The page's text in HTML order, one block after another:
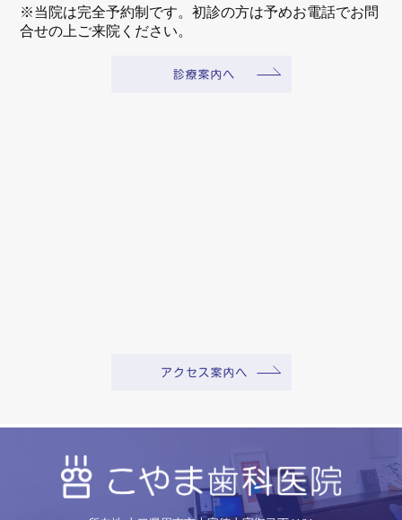
※当院は完全予約制です。初診の方は予めお電話でお問
合せの上ご来院ください。